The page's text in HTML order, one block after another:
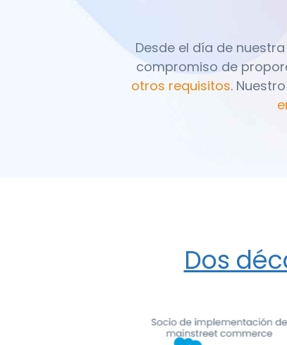
Desde el día de
compromiso de
otros requisitos.
Dos